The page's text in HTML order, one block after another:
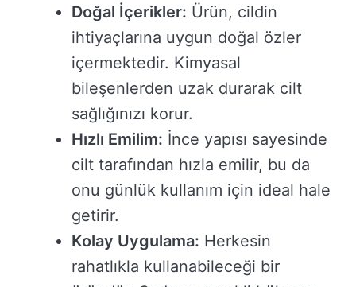
Doğal İçerikler: Ürün, cildin
ihtiyaçlarına uygun doğal özler
içermektedir. Kimyasal
bileşenlerden uzak durarak cilt
sağlığınızı korur.
Hızlı Emilim: İnce yapısı sayesinde
cilt tarafından hızla emilir, bu da
onu günlük kullanım için ideal hale
getirir.
Kolay Uygulama: Herkesin
rahatlıkla kullanabileceği bir